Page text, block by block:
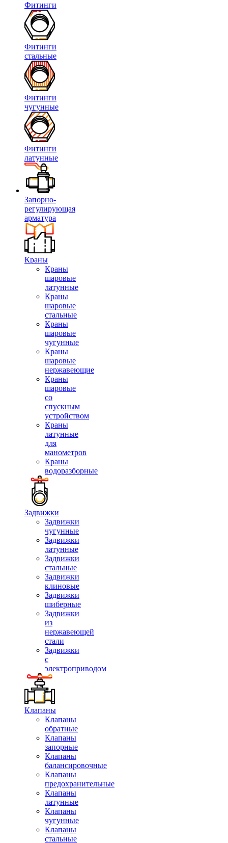
Фитинги
Фитинги
стальные
Фитинги
чугунные
Фитинги
латунные
Запорно-
регулирующая
арматура
Краны
Краны
шаровые
латунные
Краны
шаровые
стальные
Краны
шаровые
чугунные
Краны
шаровые
нержавеющие
Краны
шаровые
со
спускным
устройством
Краны
латунные
для
манометров
Краны
водоразборные
Задвижки
Задвижки
чугунные
Задвижки
латунные
Задвижки
стальные
Задвижки
клиновые
Задвижки
шиберные
Задвижки
из
нержавеющей
стали
Задвижки
с
электроприводом
Клапаны
Клапаны
обратные
Клапаны
запорные
Клапаны
балансировочные
Клапаны
предохранительные
Клапаны
латунные
Клапаны
чугунные
Клапаны
стальные